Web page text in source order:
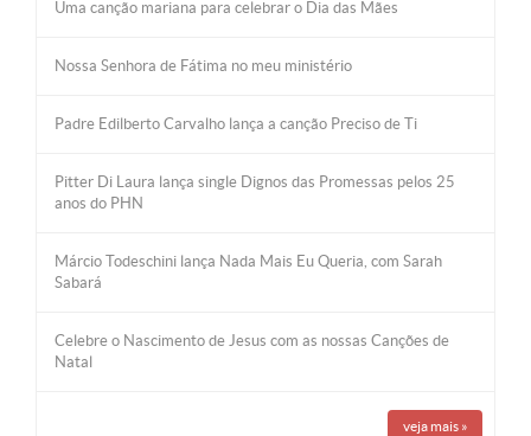
Uma canção mariana para celebrar o Dia das Mães
Nossa Senhora de Fátima no meu ministério
Padre Edilberto Carvalho lança a canção Preciso de Ti
Pitter Di Laura lança single Dignos das Promessas pelos 25
anos do PHN
Márcio Todeschini lança Nada Mais Eu Queria, com Sarah
Sabará
Celebre o Nascimento de Jesus com as nossas Canções de
Natal
veja mais »